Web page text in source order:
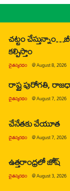
చట్టం
కల్పిస్తాం
చైతన్యరధం @August 8, 2026
రాష్ట్ర పురోగతి,
చైతన్యరధం @August 7, 2026
చేనేతకు చేయూత
చైతన్యరధం @August 7, 2026
ఉత్తరాంధ్రలో జోష్
చైతన్యరధం @August 3, 2026